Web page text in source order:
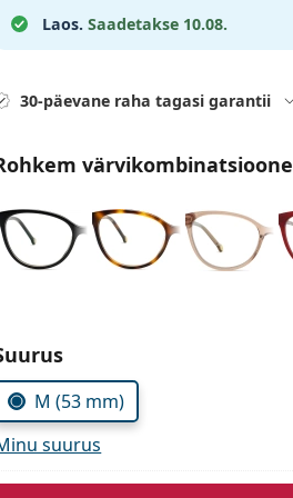
Laos. Saadetakse 10.08.
30-päevane raha tagasi garantii
värvikombinatsioone
parameetrid
M (53 mm)
suurus